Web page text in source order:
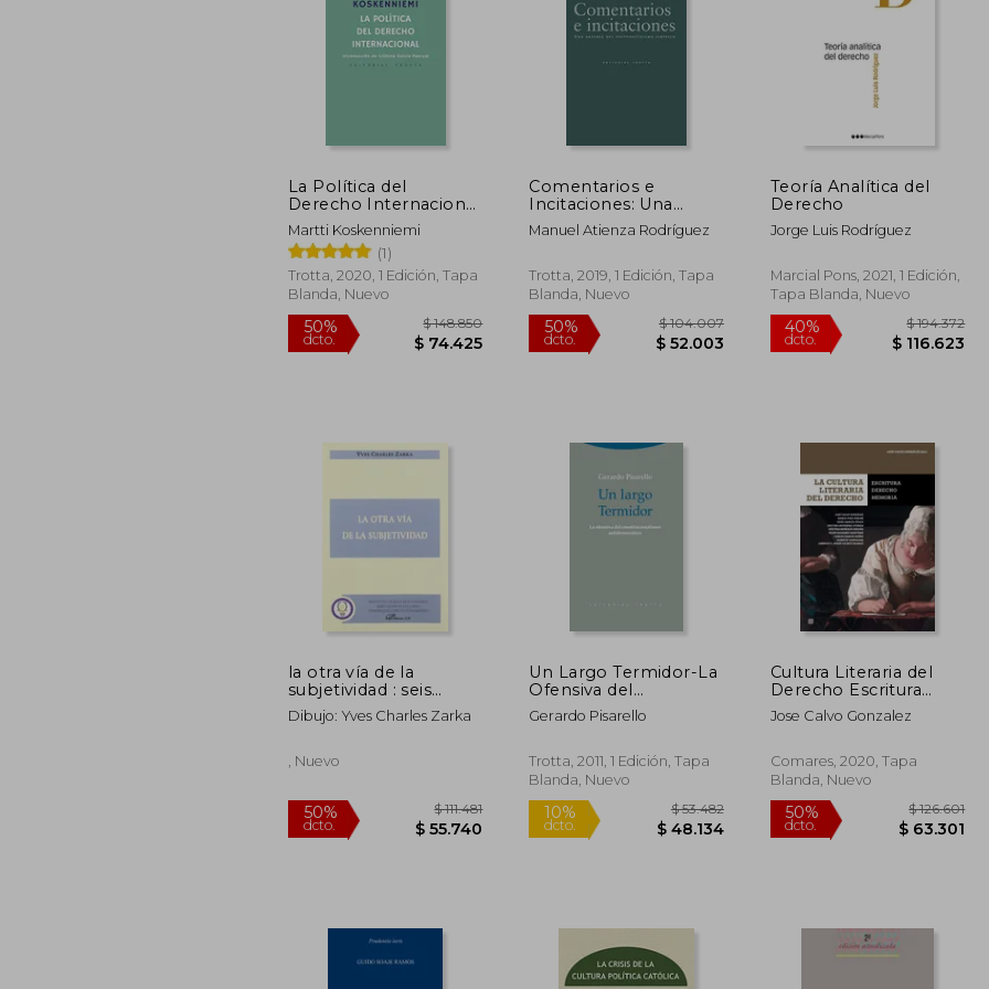
50% 50% 50%
La Política del
Derecho Internacional
(Estructuras y
Procesos. Derecho)
Martti Koskenniemi
(1)
Trotta, 2020, 1 Edición, Tapa
Blanda, Nuevo
50%
dcto.
$ 148.850
$ 74.425
Comentarios e
Incitaciones: Una
Defensa del
Postpositivismo
Procesos. Derecho)
Manuel Atienza Rodríguez
Trotta, 2019, 1 Edición, Tapa
Blanda, Nuevo
50%
dcto.
$ 104.007
$ 52.003
Teoría Analítica del
Derecho
Jorge Luis Rodríguez
Marcial Pons, 2021, 1 Edición,
Tapa Blanda, Nuevo
40%
dcto.
la otra vía de la
subjetividad : seis
estudios sobre el
sujeto y el derecho
Dibujo: Yves Charles Zarka
, Nuevo
Un Largo Termidor-La
Ofensiva del
Constitucionalismo
Antidem
Gerardo Pisarello
Trotta, 2011, 1 Edición, Tapa
Blanda, Nuevo
Cultura Literaria del
Derecho Escritura
Derecho Memoria
Jose Calvo Gonzalez
Comares, 2020, Tapa
Blanda, Nuevo